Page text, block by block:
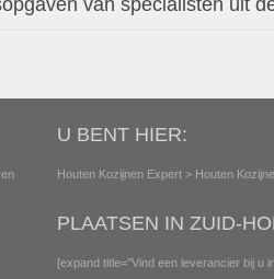
van specialisten uit
U BENT HIER:
Houten Kozijnen Expert > Houten
PLAATSEN IN ZUID-
[expand title="Vind een leverancier bij u